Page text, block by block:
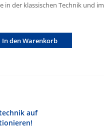
der klassischen Technik und im
In den Warenkorb
auf